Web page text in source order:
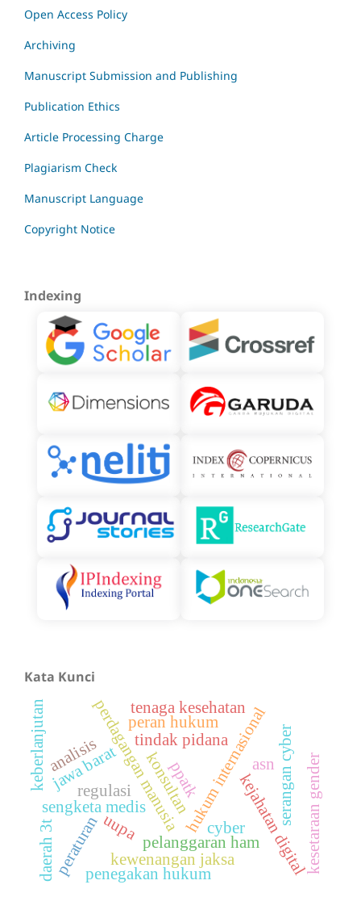
Open Access Policy
Archiving
Manuscript Submission and Publishing
Publication Ethics
Article Processing Charge
Plagiarism Check
Manuscript Language
Copyright Notice
Indexing
Kata Kunci
pelanggaran ham
perdagangan manusiahukum internasional
kewenangan jaksa
tindak pidana
cyber
jawa barat
penegakan hukum kejahatan digital
peran hukum
serangan cyber
sengketa medis
peraturan
tenaga kesehatan
keberlanjutan
uupa
konsultan
regulasi ppatk kesetaraan gender
analisis asn
daerah 3t